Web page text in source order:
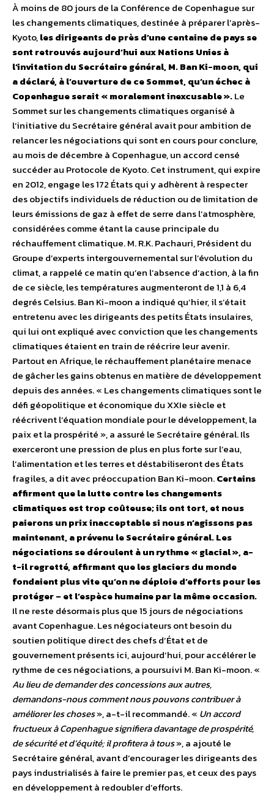
À moins de 80 jours de la Conférence de Copenhague sur
les changements climatiques, destinée à préparer l’après-
Kyoto,les dirigeants de près d’une centaine de pays se
sont retrouvés aujourd’hui aux Nations Unies à
l’invitation du Secrétaire général, M. Ban Ki-moon, qui
a déclaré, à l’ouverture de ce Sommet, qu’un échec à
Copenhague serait « moralement inexcusable ».Le
Sommet sur les changements climatiques organisé à
l’initiative du Secrétaire général avait pour ambition de
relancer les négociations qui sont en cours pour conclure,
au mois de décembre à Copenhague, un accord censé
succéder au Protocole de Kyoto. Cet instrument, qui expire
en 2012, engage les 172 États qui y adhèrent à respecter
des objectifs individuels de réduction ou de limitation de
leurs émissions de gaz à effet de serre dans l’atmosphère,
considérées comme étant la cause principale du
réchauffement climatique. M. R.K. Pachauri, Président du
Groupe d’experts intergouvernemental sur l’évolution du
climat, a rappelé ce matin qu’en l’absence d’action, à la fin
de ce siècle, les températures augmenteront de 1,1 à 6,4
degrés Celsius. Ban Ki-moon a indiqué qu’hier, il s’était
entretenu avec les dirigeants des petits États insulaires,
qui lui ont expliqué avec conviction que les changements
climatiques étaient en train de réécrire leur avenir.
Partout en Afrique, le réchauffement planétaire menace
de gâcher les gains obtenus en matière de développement
depuis des années. « Les changements climatiques sont le
défi géopolitique et économique du XXIe siècle et
réécrivent l’équation mondiale pour le développement, la
paix et la prospérité », a assuré le Secrétaire général. Ils
exerceront une pression de plus en plus forte sur l’eau,
l’alimentation et les terres et déstabiliseront des États
fragiles, a dit avec préoccupation Ban Ki-moon.Certains
affirment que la lutte contre les changements
climatiques est trop coûteuse; ils ont tort, et nous
paierons un prix inacceptable si nous n’agissons pas
maintenant, a prévenu le Secrétaire général. Les
négociations se déroulent à un rythme « glacial », a-
t-il regretté, affirmant que les glaciers du monde
fondaient plus vite qu’on ne déploie d’efforts pour les
protéger – et l’espèce humaine par la même occasion.
Il ne reste désormais plus que 15 jours de négociations
avant Copenhague. Les négociateurs ont besoin du
soutien politique direct des chefs d’État et de
gouvernement présents ici, aujourd’hui, pour accélérer le
rythme de ces négociations, a poursuivi M. Ban Ki-moon. «
Au lieu de demander des concessions aux autres,
demandons-nous comment nous pouvons contribuer à
améliorer les choses», a-t-il recommandé. « Un accord
fructueux à Copenhague signifiera davantage de prospérité,
de sécurité et d’équité; il profitera à tous», a ajouté le
Secrétaire général, avant d’encourager les dirigeants des
pays industrialisés à faire le premier pas, et ceux des pays
en développement à redoubler d’efforts.